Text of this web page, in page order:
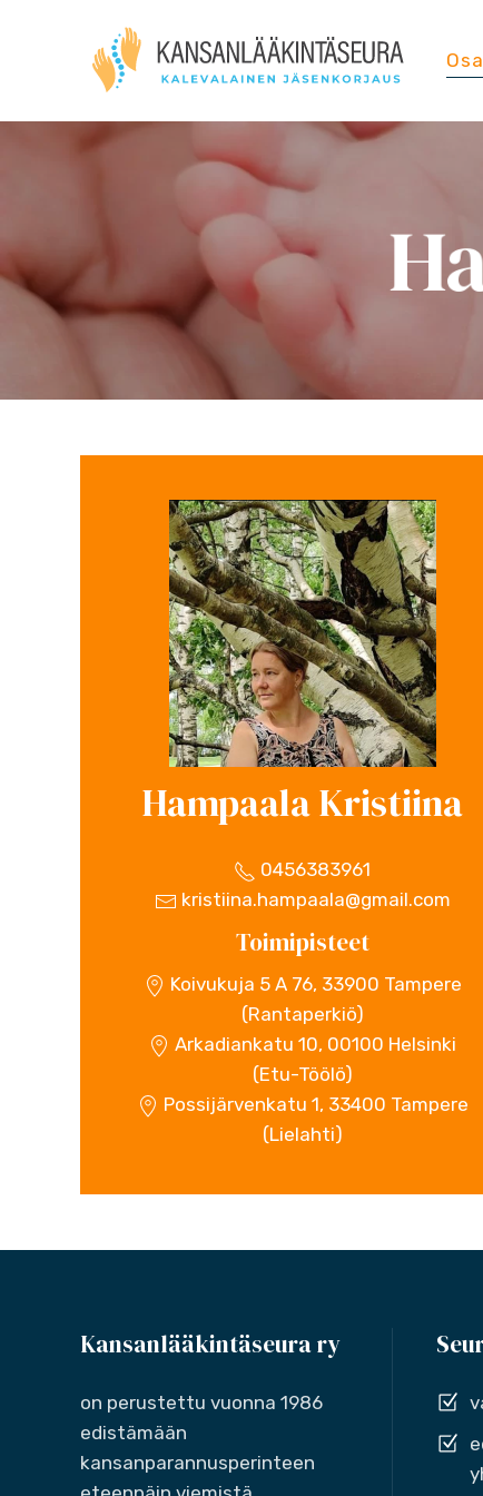
Hampaala Kristiina
0456383961
kristiina.hampaala@gmail.com
Toimipisteet
Koivukuja 5 A 76, 33900 Tampere
(Rantaperkiö)
Arkadiankatu 10, 00100 Helsinki
(Etu-Töölö)
Possijärvenkatu 1, 33400 Tampere
(Lielahti)
Kansanlääkintäseura ry
on perustettu vuonna 1986
edistämään
kansanparannusperinteen